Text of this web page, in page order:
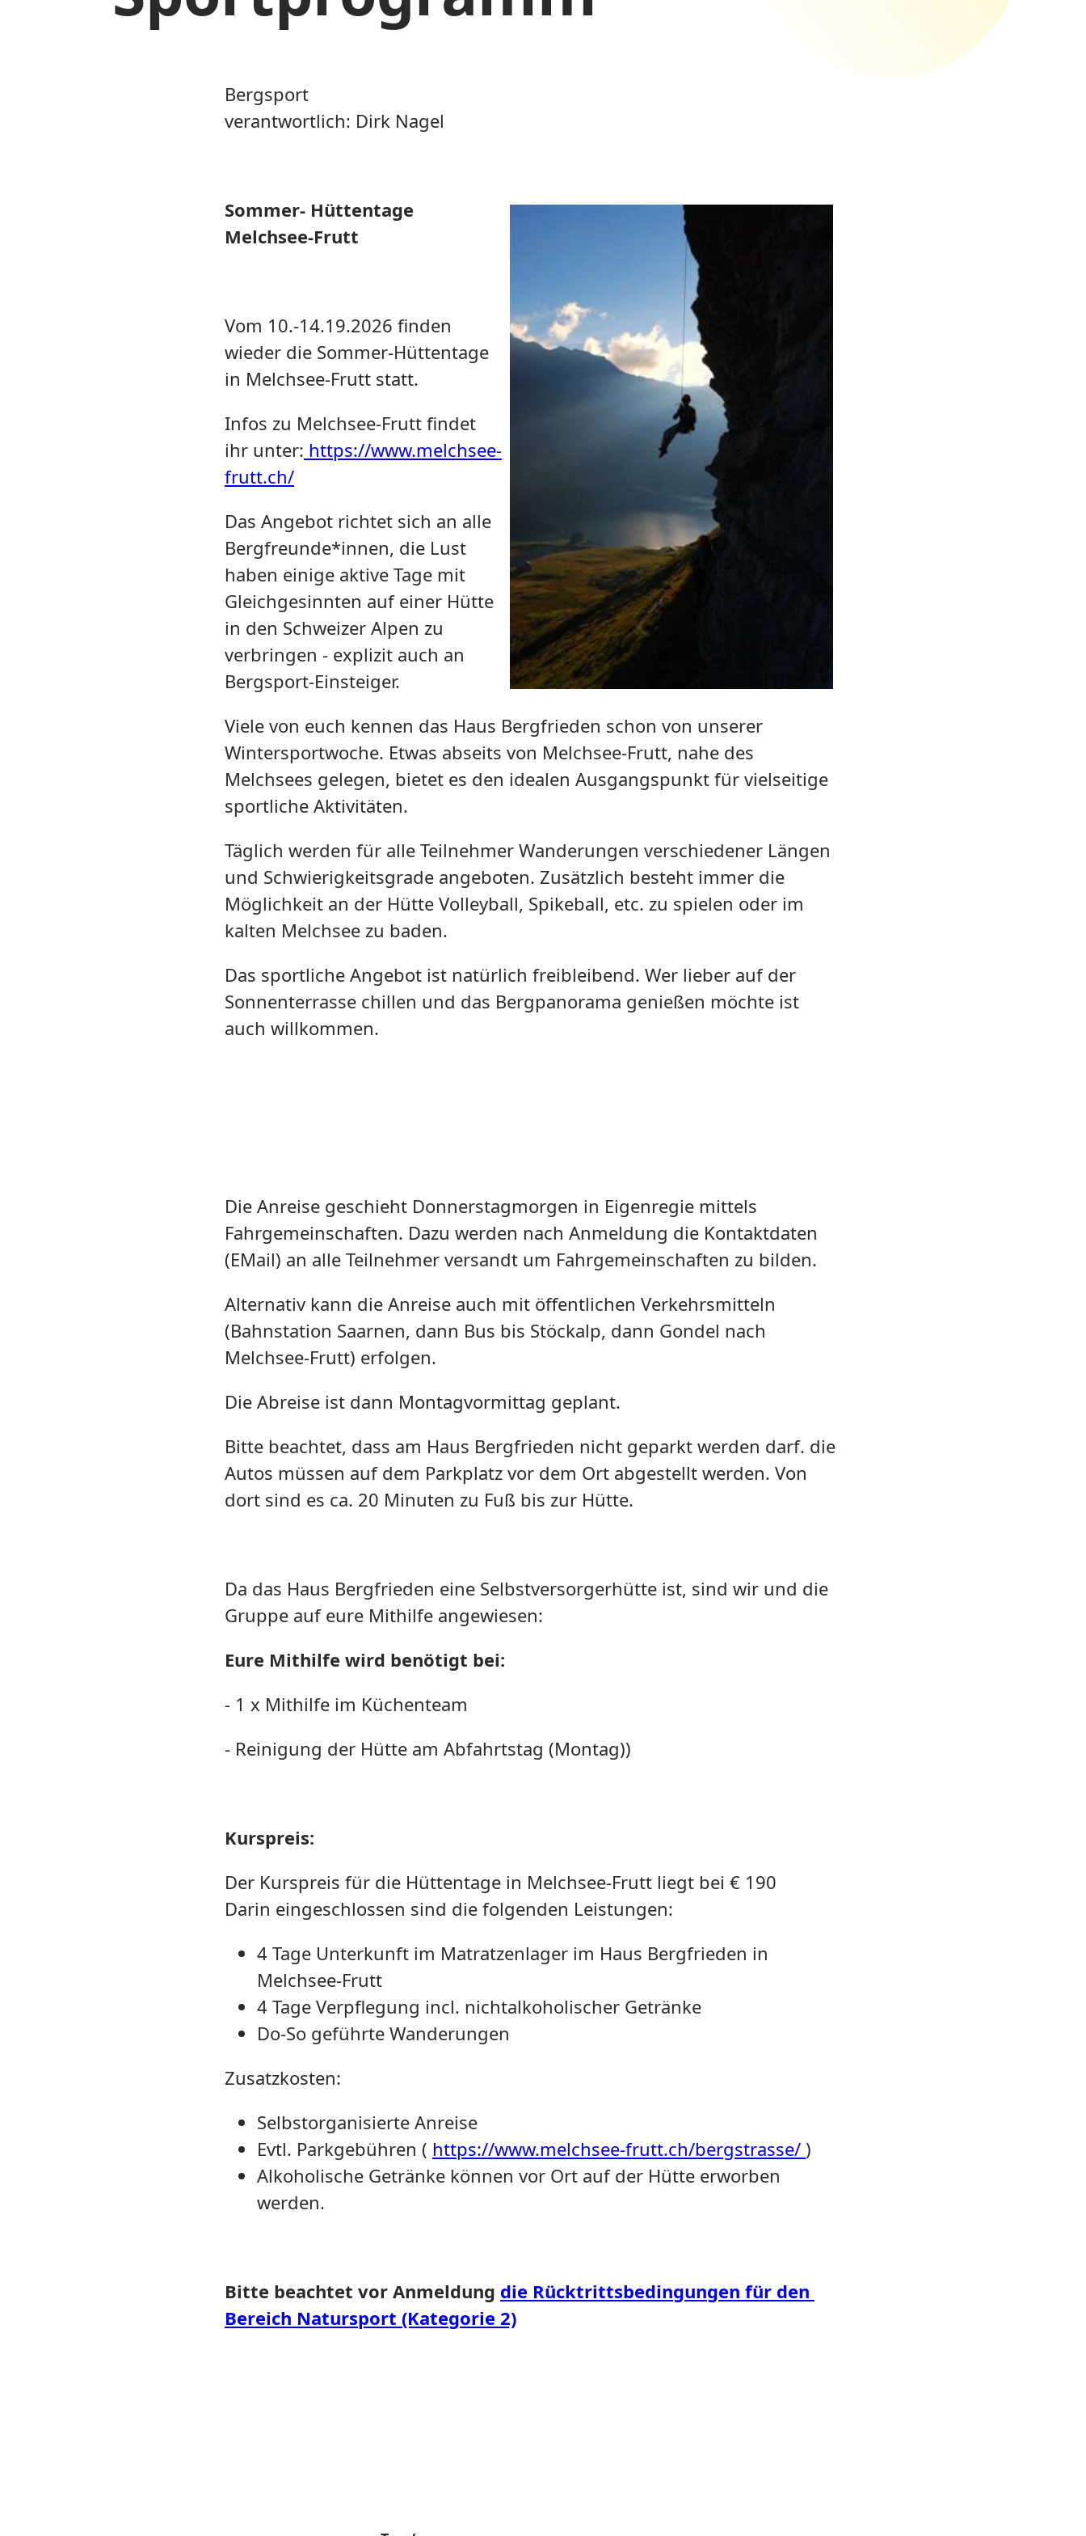
Bergsport
verantwortlich: Dirk Nagel
Sommer- Hüttentage
Melchsee-Frutt
Vom 10.-14.19.2026 finden
wieder die Sommer-Hüttentage
in Melchsee-Frutt statt.
Infos zu Melchsee-Frutt findet
ihr unter: https://www.melchsee-
frutt.ch/
Das Angebot richtet sich an alle
Bergfreunde*innen, die Lust
haben einige aktive Tage mit
Gleichgesinnten auf einer Hütte
in den Schweizer Alpen zu
verbringen - explizit auch an
Bergsport-Einsteiger.
Viele von euch kennen das Haus Bergfrieden schon von unserer
Wintersportwoche. Etwas abseits von Melchsee-Frutt, nahe des
Melchsees gelegen, bietet es den idealen Ausgangspunkt für vielseitige
sportliche Aktivitäten.
Täglich werden für alle Teilnehmer Wanderungen verschiedener Längen
und Schwierigkeitsgrade angeboten. Zusätzlich besteht immer die
Möglichkeit an der Hütte Volleyball, Spikeball, etc. zu spielen oder im
kalten Melchsee zu baden.
Das sportliche Angebot ist natürlich freibleibend. Wer lieber auf der
Sonnenterrasse chillen und das Bergpanorama genießen möchte ist
auch willkommen.
Die Anreise geschieht Donnerstagmorgen in Eigenregie mittels
Fahrgemeinschaften. Dazu werden nach Anmeldung die Kontaktdaten
(EMail) an alle Teilnehmer versandt um Fahrgemeinschaften zu bilden.
Alternativ kann die Anreise auch mit öffentlichen Verkehrsmitteln
(Bahnstation Saarnen, dann Bus bis Stöckalp, dann Gondel nach
Melchsee-Frutt) erfolgen.
Die Abreise ist dann Montagvormittag geplant.
Bitte beachtet, dass am Haus Bergfrieden nicht geparkt werden darf. die
Autos müssen auf dem Parkplatz vor dem Ort abgestellt werden. Von
dort sind es ca. 20 Minuten zu Fuß bis zur Hütte.
Da das Haus Bergfrieden eine Selbstversorgerhütte ist, sind wir und die
Gruppe auf eure Mithilfe angewiesen:
Eure Mithilfe wird benötigt bei:
- 1 x Mithilfe im Küchenteam
- Reinigung der Hütte am Abfahrtstag (Montag))
Kurspreis:
Der Kurspreis für die Hüttentage in Melchsee-Frutt liegt bei € 190
Darin eingeschlossen sind die folgenden Leistungen:
4 Tage Unterkunft im Matratzenlager im Haus Bergfrieden in
Melchsee-Frutt
4 Tage Verpflegung incl. nichtalkoholischer Getränke
Do-So geführte Wanderungen
Zusatzkosten:
Selbstorganisierte Anreise
Evtl. Parkgebühren ( https://www.melchsee-frutt.ch/bergstrasse/ )
Alkoholische Getränke können vor Ort auf der Hütte erworben
werden.
Bitte beachtet vor Anmeldung die Rücktrittsbedingungen für den
Bereich Natursport (Kategorie 2)